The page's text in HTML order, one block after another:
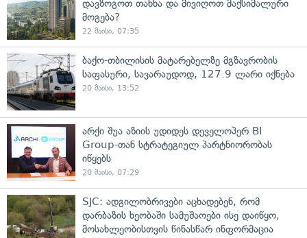
დავზოგოთ თანხა და მივიღოთ მაქსიმალური
მოგება?
22 მაისი, 07:35
ბაქო-თბილისის მატარებელზე მგზავრობის
საფასური, სავარაუდოდ, 127.9 ლარი იქნება
20 მაისი, 13:52
არქი შუა აზიის უდიდეს დეველოპერ BI
Group-თან სტრატეგიულ პარტნიორობას
იწყებს
20 მაისი, 07:29
SJC: ადგილობრივები აცხადებენ, რომ
დარბაზის ხეობაში სამუშაოები ისე დაიწყო,
მოსახლეობისთვის წინასწარ ინფორმაცია